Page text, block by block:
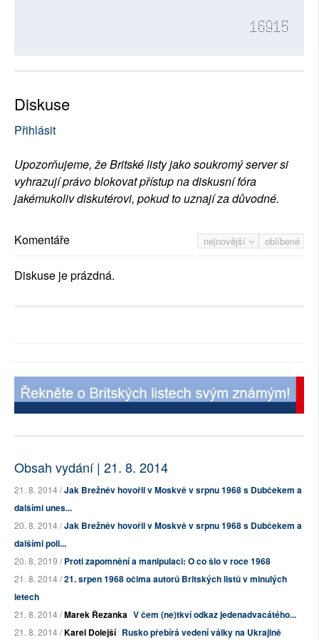
16915
Diskuse
Přihlásit
Upozorňujeme, že Britské listy jako soukromý server si
vyhrazují právo blokovat přístup na diskusní fóra
jakémukoliv diskutérovi, pokud to uznají za důvodné.
nejnovější oblíbené
Komentáře
Diskuse je prázdná.
Obsah vydání | 21. 8. 2014
21. 8. 2014 /Jak Brežněv hovořil v Moskvě v srpnu 1968 s Dubčekem a
dalšími unes...
20. 8. 2014 /Jak Brežněv hovořil v Moskvě v srpnu 1968 s Dubčekem a
dalšími poli...
20. 8. 2019 /Proti zapomnění a manipulaci: O co šlo v roce 1968
21. 8. 2014 /21. srpen 1968 očima autorů Britských listů v minulých
letech
21. 8. 2014 /Marek Řezanka V čem (ne)tkví odkaz jedenadvacátého...
21. 8. 2014 /Karel Dolejší Rusko přebírá vedení války na Ukrajině